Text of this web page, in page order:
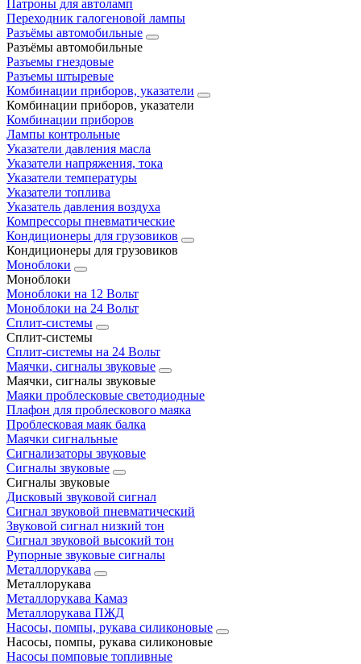
Патроны для автоламп
Переходник галогеновой лампы
Разъёмы автомобильные
Разъёмы автомобильные
Разъемы гнездовые
Разъемы штыревые
Комбинации приборов, указатели
Комбинации приборов, указатели
Комбинации приборов
Лампы контрольные
Указатели давления масла
Указатели напряжения, тока
Указатели температуры
Указатели топлива
Указатель давления воздуха
Компрессоры пневматические
Кондиционеры для грузовиков
Кондиционеры для грузовиков
Моноблоки
Моноблоки
Моноблоки на 12 Вольт
Моноблоки на 24 Вольт
Сплит-системы
Сплит-системы
Сплит‑системы на 24 Вольт
Маячки, сигналы звуковые
Маячки, сигналы звуковые
Маяки проблесковые светодиодные
Плафон для проблескового маяка
Проблесковая маяк балка
Маячки сигнальные
Сигнализаторы звуковые
Сигналы звуковые
Сигналы звуковые
Дисковый звуковой сигнал
Сигнал звуковой пневматический
Звуковой сигнал низкий тон
Сигнал звуковой высокий тон
Рупорные звуковые сигналы
Металлорукава
Металлорукава
Металлорукава Камаз
Металлорукава ПЖД
Насосы, помпы, рукава силиконовые
Насосы, помпы, рукава силиконовые
Насосы помповые топливные